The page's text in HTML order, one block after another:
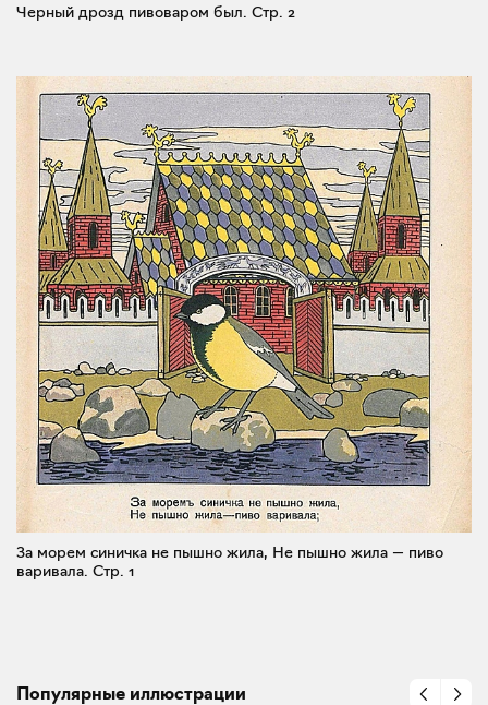
Черный дрозд пивоваром был. Стр. 2
За морем синичка не пышно жила, Не пышно жила — пиво
варивала. Стр. 1
Популярные иллюстрации